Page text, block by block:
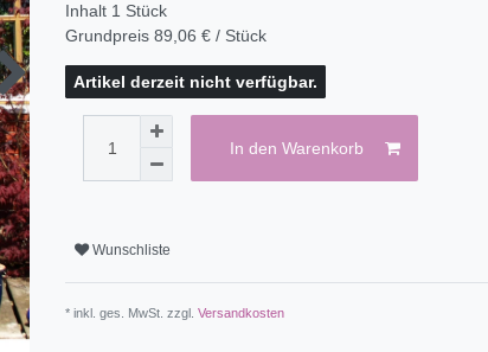
Inhalt 1 Stück
Grundpreis 89,06 € / Stück
Artikel derzeit nicht verfügbar.
In den Warenkorb
Wunschliste
* inkl. ges. MwSt. zzgl. Versandkosten